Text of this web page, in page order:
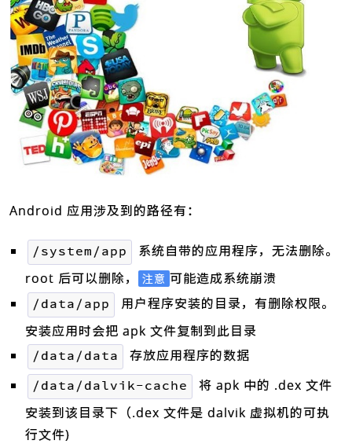
Android 应用涉及到的路径有：
/system/app
系统自带的应用程序，无法删除。
root 后可以删除，
注意 可能造成系统崩溃
/data/app
用户程序安装的目录，有删除权限。
安装应用时会把 apk 文件复制到此目录
/data/data 存放应用程序的数据
/data/dalvik-cache
将 apk 中的 .dex 文件
安装到该目录下（.dex 文件是 dalvik 虚拟机的可执
行文件)